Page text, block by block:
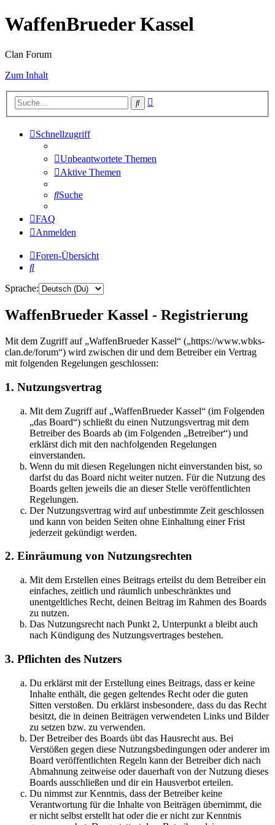
WaffenBrueder Kassel
Clan Forum
Zum Inhalt
Suche
Schnellzugriff
Unbeantwortete Themen
Aktive Themen
Suche
FAQ
Anmelden
Foren-Übersicht
Suche
Sprache:
WaffenBrueder Kassel - Registrierung
Mit dem Zugriff auf „WaffenBrueder Kassel“ („https://www.wbks-
clan.de/forum“) wird zwischen dir und dem Betreiber ein Vertrag
mit folgenden Regelungen geschlossen:
1. Nutzungsvertrag
Mit dem Zugriff auf „WaffenBrueder Kassel“ (im Folgenden
„das Board“) schließt du einen Nutzungsvertrag mit dem
Betreiber des Boards ab (im Folgenden „Betreiber“) und
erklärst dich mit den nachfolgenden Regelungen
einverstanden.
Wenn du mit diesen Regelungen nicht einverstanden bist, so
darfst du das Board nicht weiter nutzen. Für die Nutzung des
Boards gelten jeweils die an dieser Stelle veröffentlichten
Regelungen.
Der Nutzungsvertrag wird auf unbestimmte Zeit geschlossen
und kann von beiden Seiten ohne Einhaltung einer Frist
jederzeit gekündigt werden.
2. Einräumung von Nutzungsrechten
Mit dem Erstellen eines Beitrags erteilst du dem Betreiber ein
einfaches, zeitlich und räumlich unbeschränktes und
unentgeltliches Recht, deinen Beitrag im Rahmen des Boards
zu nutzen.
Das Nutzungsrecht nach Punkt 2, Unterpunkt a bleibt auch
nach Kündigung des Nutzungsvertrages bestehen.
3. Pflichten des Nutzers
Du erklärst mit der Erstellung eines Beitrags, dass er keine
Inhalte enthält, die gegen geltendes Recht oder die guten
Sitten verstoßen. Du erklärst insbesondere, dass du das Recht
besitzt, die in deinen Beiträgen verwendeten Links und Bilder
zu setzen bzw. zu verwenden.
Der Betreiber des Boards übt das Hausrecht aus. Bei
Verstößen gegen diese Nutzungsbedingungen oder anderer im
Board veröffentlichten Regeln kann der Betreiber dich nach
Abmahnung zeitweise oder dauerhaft von der Nutzung dieses
Boards ausschließen und dir ein Hausverbot erteilen.
Du nimmst zur Kenntnis, dass der Betreiber keine
Verantwortung für die Inhalte von Beiträgen übernimmt, die
er nicht selbst erstellt hat oder die er nicht zur Kenntnis